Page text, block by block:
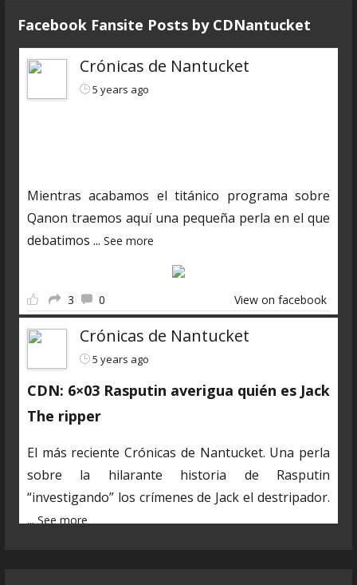
Facebook Fansite Posts by ‎CDNantucket
Crónicas de Nantucket
5 years ago
Mientras acabamos el titánico programa sobre
Qanon traemos aquí una pequeña perla en el que
debatimos ... See more
3 0 View on facebook
Crónicas de Nantucket
5 years ago
CDN: 6×03 Rasputin averigua quién es Jack
The ripper
El más reciente Crónicas de Nantucket. Una perla
sobre la hilarante historia de Rasputin
“investigando” los crímenes de Jack el destripador.
...See more